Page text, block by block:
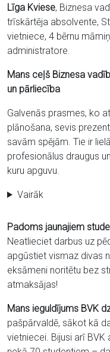
Līga Kviese, Biznesa
trīskārtēja absolvente,
vietniece, 4 bērnu
administratore.
Mans ceļš Biznesa
un pārliecība
Galvenās prasmes, ko
plānošana, sevis
savām spējām. Tie ir
profesionālus draugus
kuru apguvu.
Vairāk
Padoms jaunajiem
Neatlieciet darbus uz
apgūstiet vismaz divas
eksāmeni noritētu bez
atmaksājas!
Mans ieguldījums BVK
pašpārvaldē, sākot kā
vietniecei. Bijusi arī